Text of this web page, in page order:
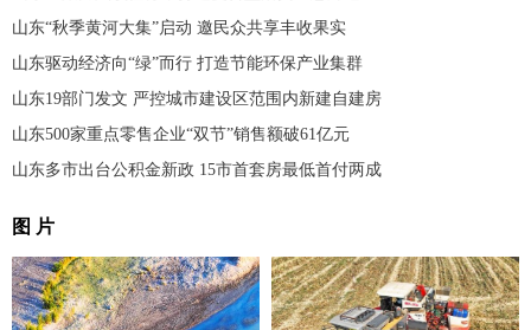
山东“秋季黄河大集”启动 邀民众共享丰收果实
山东驱动经济向“绿”而行 打造节能环保产业集群
山东19部门发文 严控城市建设区范围内新建自建房
山东500家重点零售企业“双节”销售额破61亿元
山东多市出台公积金新政 15市首套房最低首付两成
图 片